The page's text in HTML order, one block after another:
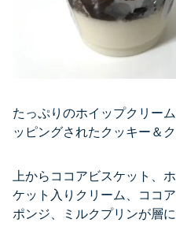
たっぷりのホイップクリー
ッピングされたクッキー＆
上からココアビスケット、
ケット入りクリーム、ココ
ポンジ、ミルクプリンが層に